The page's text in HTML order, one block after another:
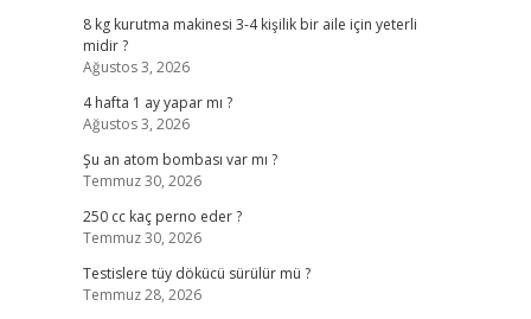
8 kg kurutma makinesi 3-4 kişilik bir aile için yeterli
midir ?
Ağustos 3, 2026
4 hafta 1 ay yapar mı ?
Ağustos 3, 2026
Şu an atom bombası var mı ?
Temmuz 30, 2026
250 cc kaç perno eder ?
Temmuz 30, 2026
Testislere tüy dökücü sürülür mü ?
Temmuz 28, 2026